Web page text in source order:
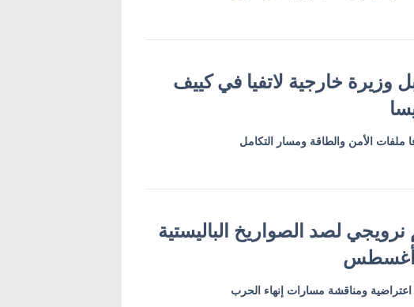
وزيرة خارجية لاتفيا في كييف
الأمن والطاقة ومسار التكامل
لصد الصواريخ الباليستية
أغسطس
اعتراضية ومناقشة مسارات إنهاء الحرب